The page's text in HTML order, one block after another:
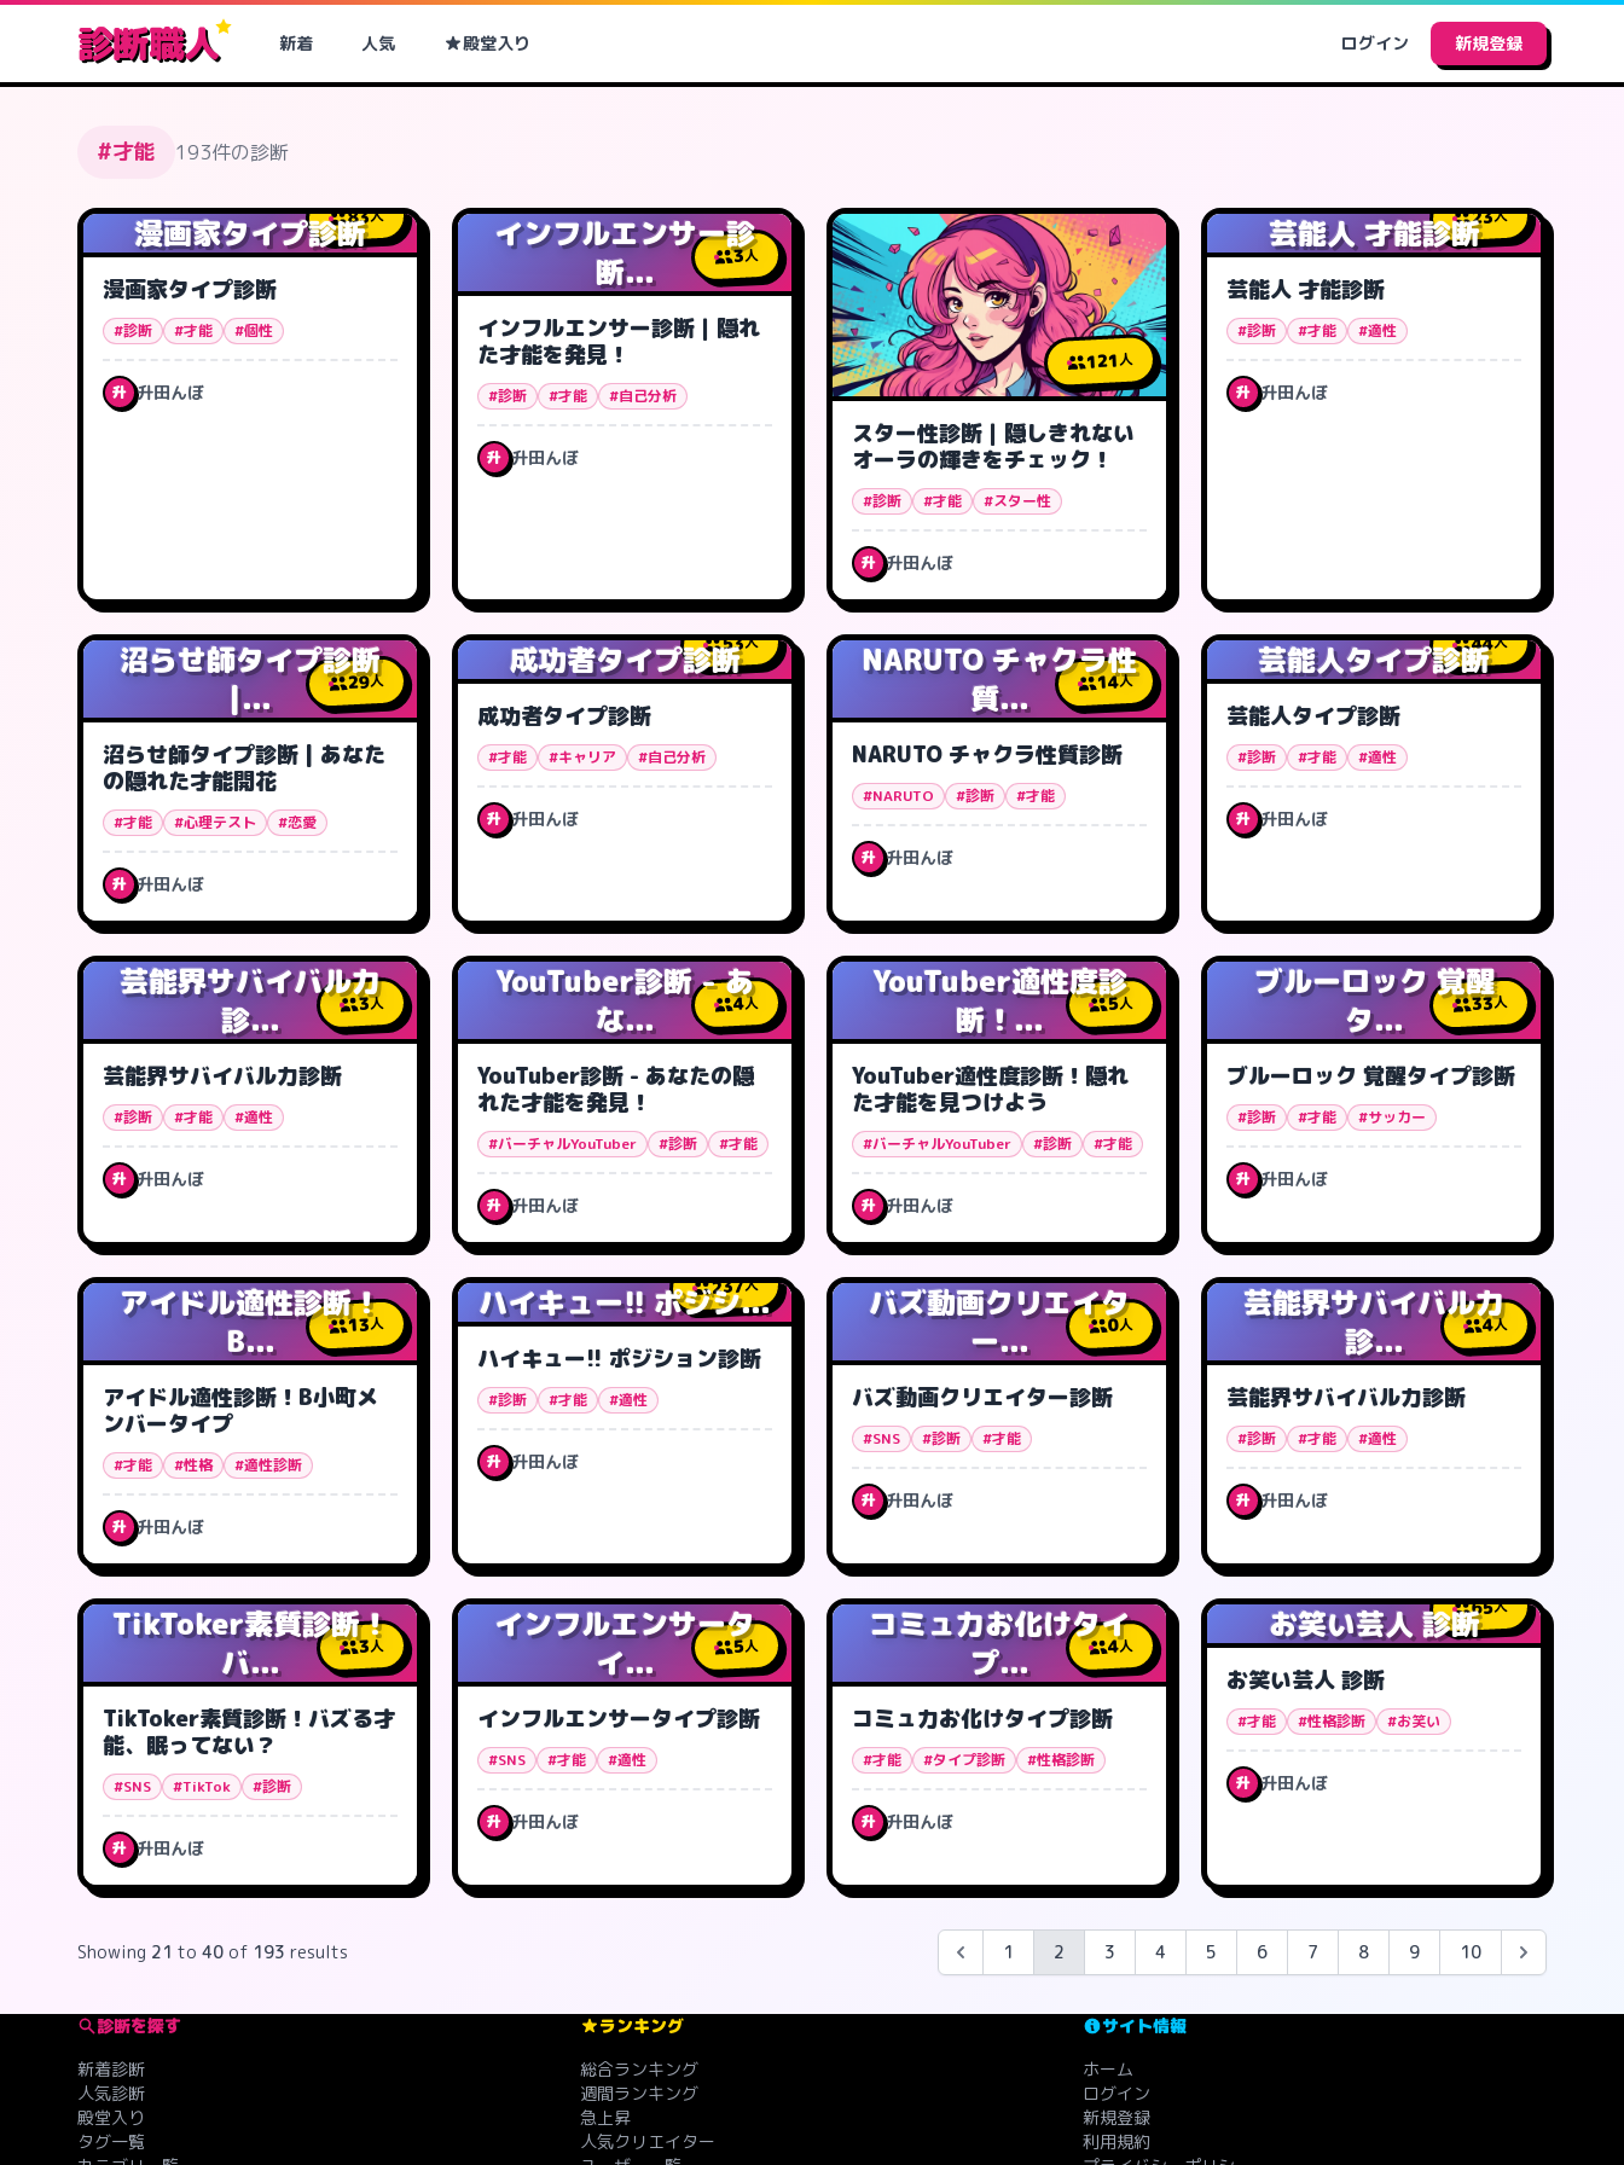
診断職人 新着 人気 殿堂入り ログイン 新規登録
#才能 193件の診断
漫画家タイプ診断
83人
漫画家タイプ診断
#診断 #才能 #個性
升 升田んぼ
インフルエンサー診
断...
3人
インフルエンサー診断｜隠れ
た才能を発見！
#診断 #才能 #自己分析
升 升田んぼ
121人
スター性診断｜隠しきれない
オーラの輝きをチェック！
#診断 #才能 #スター性
升 升田んぼ
芸能人 才能診断23人
芸能人 才能診断
#診断 #才能 #適性
升 升田んぼ
沼らせ師タイプ診断
|...
29人
沼らせ師タイプ診断 | あなた
の隠れた才能開花
#才能 #心理テスト #恋愛
升 升田んぼ
成功者タイプ診断
53人
成功者タイプ診断
#才能 #キャリア #自己分析
升 升田んぼ
NARUTO チャクラ性
質...
14人
NARUTO チャクラ性質診断
#NARUTO #診断 #才能
升 升田んぼ
芸能人タイプ診断
44人
芸能人タイプ診断
#診断 #才能 #適性
升 升田んぼ
芸能界サバイバル力
診...
3人
芸能界サバイバル力診断
#診断 #才能 #適性
升 升田んぼ
YouTuber診断 - あ
な...
4人
YouTuber診断 - あなたの隠
れた才能を発見！
#バーチャルYouTuber #診断 #才能
升 升田んぼ
YouTuber適性度診
断！...
5人
YouTuber適性度診断！隠れ
た才能を見つけよう
#バーチャルYouTuber #診断 #才能
升 升田んぼ
ブルーロック 覚醒
タ...
33人
ブルーロック 覚醒タイプ診断
#診断 #才能 #サッカー
升 升田んぼ
アイドル適性診断！
B...
13人
アイドル適性診断！B小町メ
ンバータイプ
#才能 #性格 #適性診断
升 升田んぼ
ハイキュー!! ポジシ...
237人
ハイキュー!! ポジション診断
#診断 #才能 #適性
升 升田んぼ
バズ動画クリエイタ
ー...
0人
バズ動画クリエイター診断
#SNS #診断 #才能
升 升田んぼ
芸能界サバイバル力
診...
4人
芸能界サバイバル力診断
#診断 #才能 #適性
升 升田んぼ
TikToker素質診断！
バ...
3人
TikToker素質診断！バズる才
能、眠ってない？
#SNS #TikTok #診断
升 升田んぼ
インフルエンサータ
イ...
5人
インフルエンサータイプ診断
#SNS #才能 #適性
升 升田んぼ
コミュ力お化けタイ
プ...
4人
コミュ力お化けタイプ診断
#才能 #タイプ診断 #性格診断
升 升田んぼ
お笑い芸人 診断65人
お笑い芸人 診断
#才能 #性格診断 #お笑い
升 升田んぼ
Showing 21 to 40 of 193 results 1 2 3 4 5 6 7 8 9 10
診断を探す
新着診断
人気診断
殿堂入り
タグ一覧
ランキング
総合ランキング
週間ランキング
急上昇
人気クリエイター
サイト情報
ホーム
ログイン
新規登録
利用規約